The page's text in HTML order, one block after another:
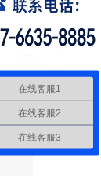
在线客服1
在线客服2
在线客服3